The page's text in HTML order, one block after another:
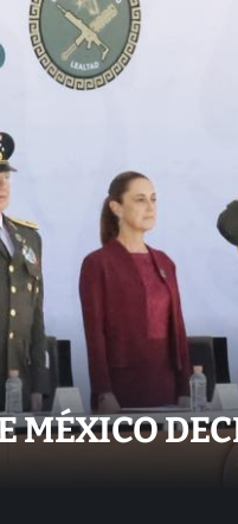
MÉXICO